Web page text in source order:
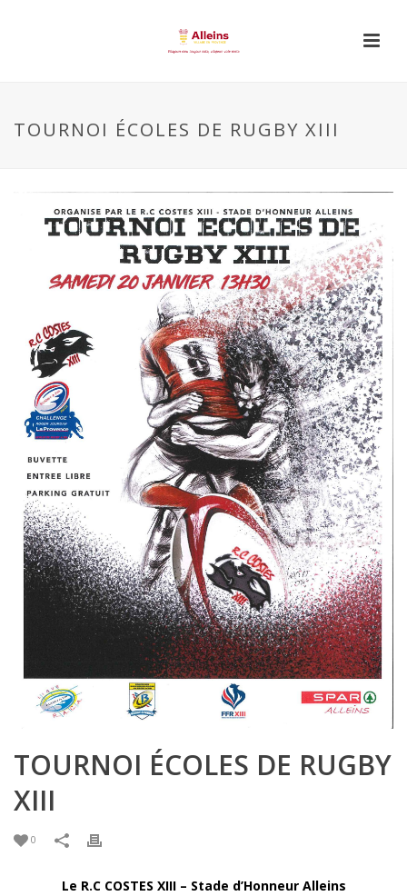
TOURNOI ÉCOLES DE RUGBY XIII
TOURNOI ÉCOLES DE RUGBY
XIII
0
Le R.C COSTES XIII – Stade d’Honneur Alleins